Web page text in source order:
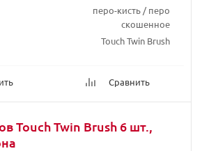
перо-кисть / перо
скошенное
Touch Twin Brush
Сравнить
Touch Twin Brush 6 шт.,